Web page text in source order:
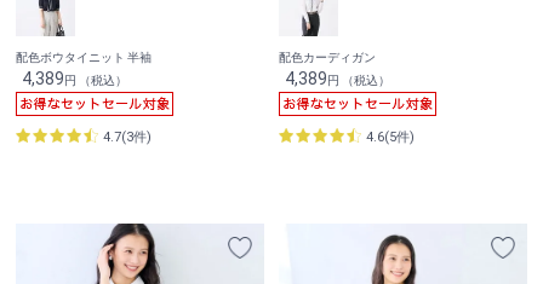
配色ボウタイニット 半袖
4,389円 （税込）
4.7(3件)
配色カーディガン
4,389円 （税込）
4.6(5件)